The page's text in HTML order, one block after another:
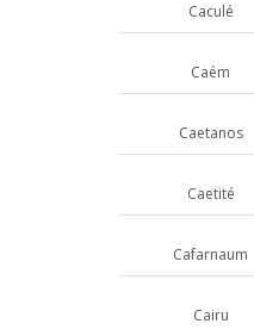
Caculé
Caém
Caetanos
Caetité
Cafarnaum
Cairu